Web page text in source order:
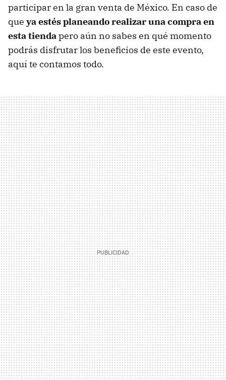
participar en la gran venta de México. En caso de
que ya estés planeando realizar una compra en
esta tiendapero aún no sabes en qué momento
podrás disfrutar los beneficios de este evento,
aquí te contamos todo.